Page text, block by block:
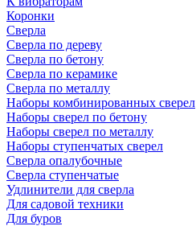
Коронки
Сверла
Сверла по дереву
Сверла по бетону
Сверла по керамике
Сверла по металлу
Наборы комбинированных сверел
Наборы сверел по бетону
Наборы сверел по металлу
Наборы ступенчатых сверел
Сверла опалубочные
Сверла ступенчатые
Удлинители для сверла
Для садовой техники
Для буров